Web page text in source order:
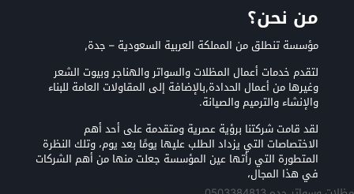
من نحن؟
مؤسسة تنطلق من المملكة العربية السعودية – جدة,
لتقدم خدمات أعمال المظلات والسواتر والهناجر وبيوت الشعر
وغيرها من أعمال الحدادة,بالإضافة إلى المقاولات العامة للبناء
والإنشاء والترميم والصيانة.
لقد قامت شركتنا برؤية عصرية ومتقدمة على أحد أهم
الاختصاصات التي يزداد الطلب عليها يومًا بعد يوم، وتلك النظرة
المتطورة التي رأتها عين المؤسسة جعلت منها من أهم الشركات
في هذا المجال،